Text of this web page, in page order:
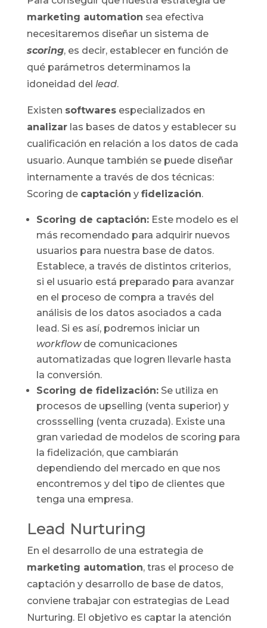
marketing automation sea efectiva
necesitaremos diseñar un sistema de
scoring, es decir, establecer en función de
qué parámetros determinamos la
idoneidad del lead.
Existen softwaresespecializados en
analizarlas bases de datos y establecer su
cualificación en relación a los datos de cada
usuario. Aunque también se puede diseñar
internamente a través de dos técnicas:
Scoring de captación y fidelización.
Scoring de captación:Este modelo es el
más recomendado para adquirir nuevos
usuarios para nuestra base de datos.
Establece, a través de distintos criterios,
si el usuario está preparado para avanzar
en el proceso de compra a través del
análisis de los datos asociados a cada
lead. Si es así, podremos iniciar un
workflowde comunicaciones
automatizadas que logren llevarle hasta
la conversión.
Scoring de fidelización:Se utiliza en
procesos de upselling (venta superior) y
crossselling (venta cruzada). Existe una
gran variedad de modelos de scoring para
la fidelización, que cambiarán
dependiendo del mercado en que nos
encontremos y del tipo de clientes que
tenga una empresa.
Lead Nurturing
En el desarrollo de una estrategia de
marketing automation, tras el proceso de
captación y desarrollo de base de datos,
conviene trabajar con estrategias de Lead
Nurturing. El objetivo es captar la atención